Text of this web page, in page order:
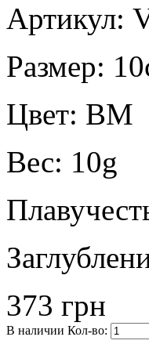
Артикул:
Размер:
Цвет: BM
Вес: 10g
373 грн
В наличии Кол-во: